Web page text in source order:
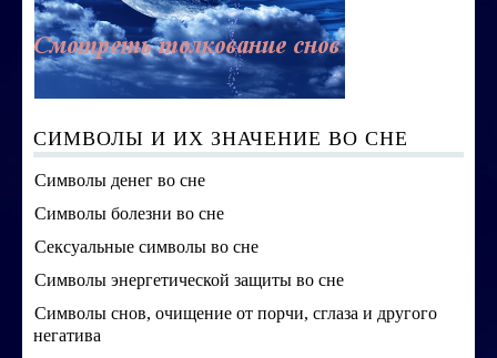
СИМВОЛЫ И ИХ ЗНАЧЕНИЕ ВО СНЕ
Символы денег во сне
Символы болезни во сне
Сексуальные символы во сне
Символы энергетической защиты во сне
Символы снов, очищение от порчи, сглаза и другого
негатива